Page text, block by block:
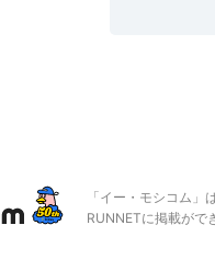
「イー・モシコム
RUNNETに掲載がで